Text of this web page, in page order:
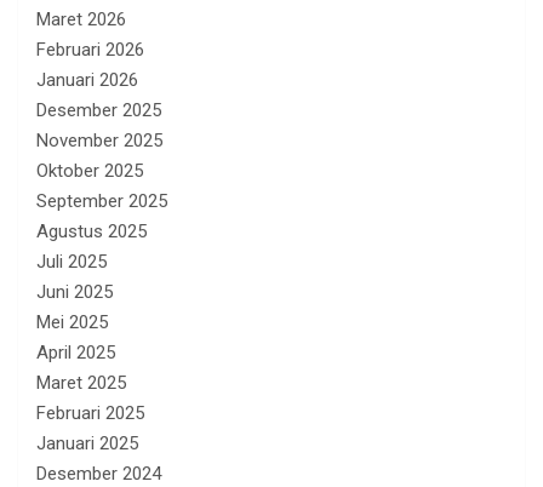
Maret 2026
Februari 2026
Januari 2026
Desember 2025
November 2025
Oktober 2025
September 2025
Agustus 2025
Juli 2025
Juni 2025
Mei 2025
April 2025
Maret 2025
Februari 2025
Januari 2025
Desember 2024